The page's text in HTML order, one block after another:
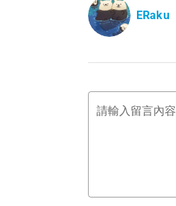
ERaku
請輸入留言內容